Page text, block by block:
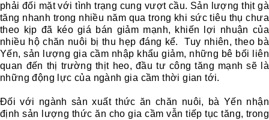
phải đối mặt với tình trạng cung vượt cầu. Sản lượng thịt gà
tăng nhanh trong nhiều năm qua trong khi sức tiêu thụ chưa
theo kịp đã kéo giá bán giảm mạnh, khiến lợi nhuận của
nhiều hộ chăn nuôi bị thu hẹp đáng kể. Tuy nhiên, theo bà
Yến, sản lượng gia cầm nhập khẩu giảm, những bê bối liên
quan đến thị trường thịt heo, đầu tư công tăng mạnh sẽ là
những động lực của ngành gia cầm thời gian tới.
Đối với ngành sản xuất thức ăn chăn nuôi, bà Yến nhận
định sản lượng thức ăn cho gia cầm vẫn tiếp tục tăng, trong